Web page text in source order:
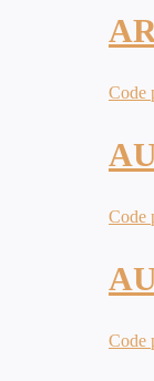
Code
Code
Code